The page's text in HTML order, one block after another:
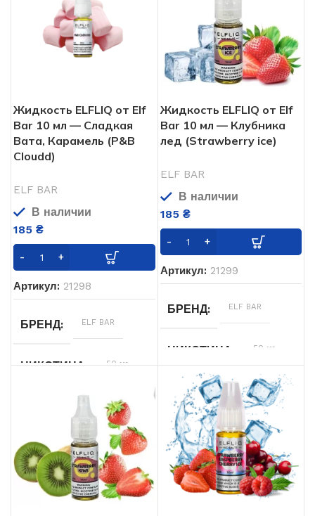
Жидкость ELFLIQ от Elf
Bar 10 мл — Сладкая
Вата, Карамель (P&B
Cloudd)
ELF BAR
В наличии
185 ₴
Артикул: 21298
БРЕНД ELF BAR
НИКОТИНА 50 мг
Жидкость ELFLIQ от Elf
Bar 10 мл — Клубника
лед (Strawberry ice)
ELF BAR
В наличии
185 ₴
Артикул: 21299
БРЕНД ELF BAR
НИКОТИНА 50 мг